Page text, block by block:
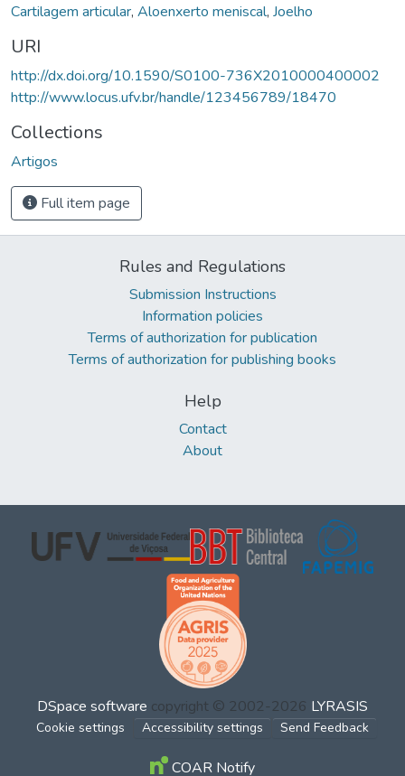
Cartilagem articular, Aloenxerto meniscal, Joelho
URI
http://dx.doi.org/10.1590/S0100-736X2010000400002
http://www.locus.ufv.br/handle/123456789/18470
Collections
Artigos
Full item page
Rules and Regulations
Submission Instructions
Information policies
Terms of authorization for publication
Terms of authorization for publishing books
Help
Contact
About
DSpace software copyright © 2002-2026 LYRASIS
Cookie settings Accessibility settings Send Feedback
COAR Notify